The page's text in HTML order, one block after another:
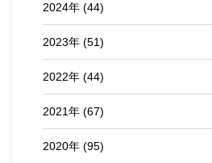
2024年 (44)
2023年 (51)
2022年 (44)
2021年 (67)
2020年 (95)